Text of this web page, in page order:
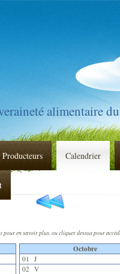
alimentaire
Producteurs Calendrier
pour en savoir plus, ou cliquer dessus pour
Octobre
01
J
02 V